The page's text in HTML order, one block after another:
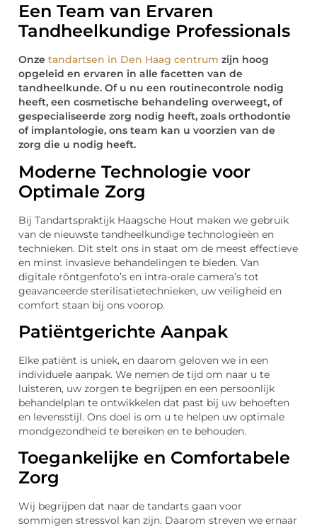
Een Team van Ervaren
Tandheelkundige Professionals
Onze tandartsen in Den Haag centrum zijn hoog
opgeleid en ervaren in alle facetten van de
tandheelkunde. Of u nu een routinecontrole nodig
heeft, een cosmetische behandeling overweegt, of
gespecialiseerde zorg nodig heeft, zoals orthodontie
of implantologie, ons team kan u voorzien van de
zorg die u nodig heeft.
Moderne Technologie voor
Optimale Zorg
Bij Tandartspraktijk Haagsche Hout maken we gebruik
van de nieuwste tandheelkundige technologieën en
technieken. Dit stelt ons in staat om de meest effectieve
en minst invasieve behandelingen te bieden. Van
digitale röntgenfoto’s en intra-orale camera’s tot
geavanceerde sterilisatietechnieken, uw veiligheid en
comfort staan bij ons voorop.
Patiëntgerichte Aanpak
Elke patiënt is uniek, en daarom geloven we in een
individuele aanpak. We nemen de tijd om naar u te
luisteren, uw zorgen te begrijpen en een persoonlijk
behandelplan te ontwikkelen dat past bij uw behoeften
en levensstijl. Ons doel is om u te helpen uw optimale
mondgezondheid te bereiken en te behouden.
Toegankelijke en Comfortabele
Zorg
Wij begrijpen dat naar de tandarts gaan voor
sommigen stressvol kan zijn. Daarom streven we ernaar